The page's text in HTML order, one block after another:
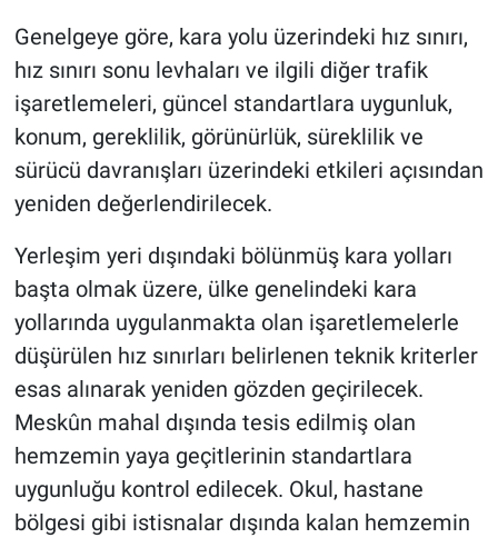
Genelgeye göre, kara yolu üzerindeki hız sınırı,
hız sınırı sonu levhaları ve ilgili diğer trafik
işaretlemeleri, güncel standartlara uygunluk,
konum, gereklilik, görünürlük, süreklilik ve
sürücü davranışları üzerindeki etkileri açısından
yeniden değerlendirilecek.
Yerleşim yeri dışındaki bölünmüş kara yolları
başta olmak üzere, ülke genelindeki kara
yollarında uygulanmakta olan işaretlemelerle
düşürülen hız sınırları belirlenen teknik kriterler
esas alınarak yeniden gözden geçirilecek.
Meskûn mahal dışında tesis edilmiş olan
hemzemin yaya geçitlerinin standartlara
uygunluğu kontrol edilecek. Okul, hastane
bölgesi gibi istisnalar dışında kalan hemzemin
Koronavirüs
Kültür Sanat
Ne demişti
Nedir
Popüler
Programlar
Sağlık
Spor
Teknoloji